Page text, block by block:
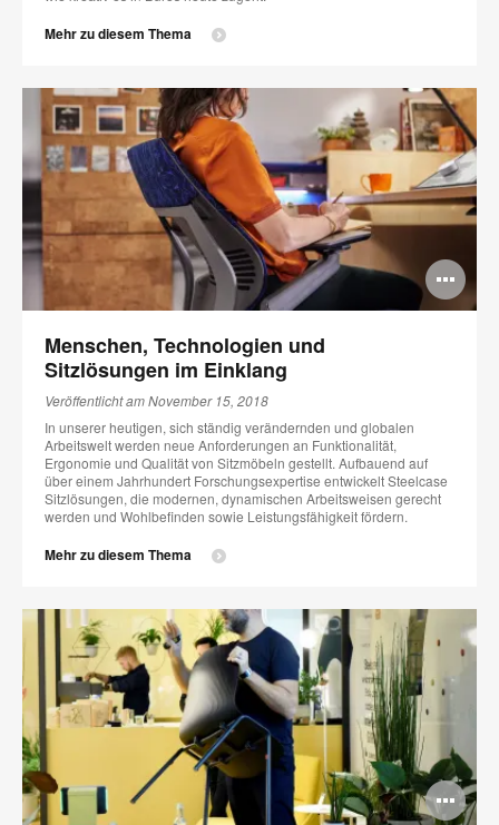
Mehr zu diesem Thema
Menschen, Technologien und
Sitzlösungen im Einklang
Veröffentlicht am November 15, 2018
In unserer heutigen, sich ständig verändernden und globalen
Arbeitswelt werden neue Anforderungen an Funktionalität,
Ergonomie und Qualität von Sitzmöbeln gestellt. Aufbauend auf
über einem Jahrhundert Forschungsexpertise entwickelt Steelcase
Sitzlösungen, die modernen, dynamischen Arbeitsweisen gerecht
werden und Wohlbefinden sowie Leistungsfähigkeit fördern.
Mehr zu diesem Thema